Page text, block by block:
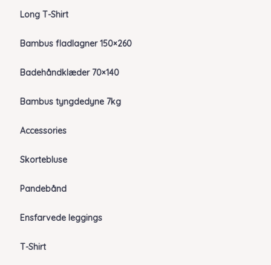
Long T-Shirt
Bambus fladlagner 150×260
Badehåndklæder 70×140
Bambus tyngdedyne 7kg
Accessories
Skortebluse
Pandebånd
Ensfarvede leggings
T-Shirt